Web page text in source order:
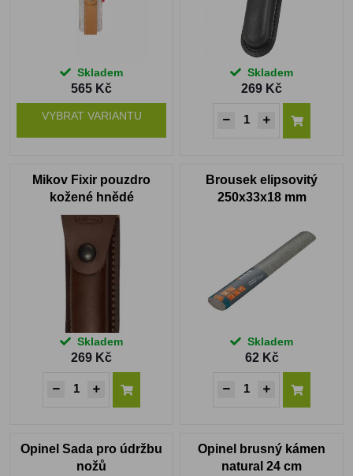
Skladem
565 Kč
VYBRAT VARIANTU
Skladem
269 Kč
Mikov Fixir pouzdro
kožené hnědé
Skladem
269 Kč
Brousek elipsovitý
250x33x18 mm
Skladem
62 Kč
Opinel Sada pro údržbu
nožů
Opinel brusný kámen
natural 24 cm